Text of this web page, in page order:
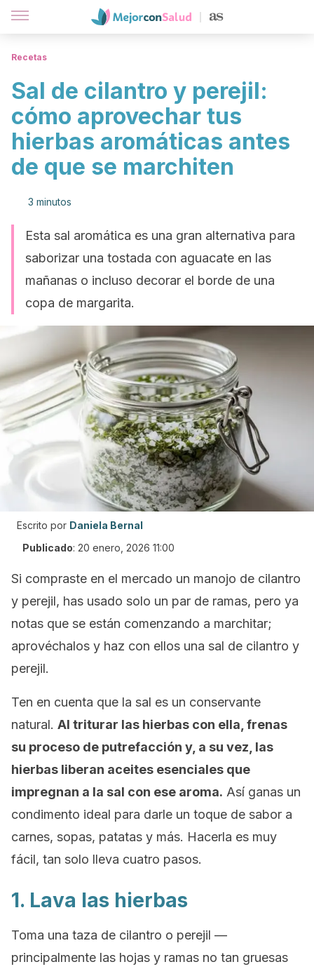
Recetas
Sal de cilantro y perejil:
cómo aprovechar tus
hierbas aromáticas antes
de que se marchiten
3 minutos
Esta sal aromática es una gran alternativa para
saborizar una tostada con aguacate en las
mañanas o incluso decorar el borde de una
copa de margarita.
Escrito por Daniela Bernal
Publicado: 20 enero, 2026 11:00
Si compraste en el mercado un manojo de cilantro
y perejil, has usado solo un par de ramas, pero ya
notas que se están comenzando a marchitar;
aprovéchalos y haz con ellos una sal de cilantro y
perejil.
Ten en cuenta que la sal es un conservante
natural. Al triturar las hierbas con ella, frenas
su proceso de putrefacción y, a su vez, las
hierbas liberan aceites esenciales que
impregnan a la sal con ese aroma. Así ganas un
condimento ideal para darle un toque de sabor a
carnes, sopas, patatas y más. Hacerla es muy
fácil, tan solo lleva cuatro pasos.
1. Lava las hierbas
Toma una taza de cilantro o perejil —
principalmente las hojas y ramas no tan gruesas